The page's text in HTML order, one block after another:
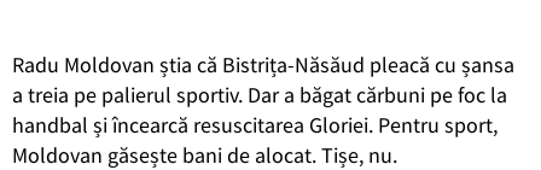
Radu Moldovan știa că Bistrița-Năsăud pleacă cu șansa
a treia pe palierul sportiv. Dar a băgat cărbuni pe foc la
handbal și încearcă resuscitarea Gloriei. Pentru sport,
Moldovan găsește bani de alocat. Tișe, nu.